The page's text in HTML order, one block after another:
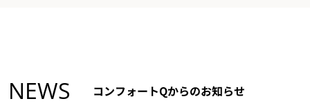
NEWS コンフォートQからのお知らせ